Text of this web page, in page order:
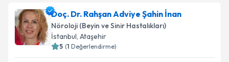
takvim hazırlandığında e-posta ile bilgilendireceğiz.
E-posta Adresiniz
Doç. Dr. Rahşan Adviye Şahin İnan
Nöroloji (Beyin ve Sinir Hastalıkları)
İstanbul, Ataşehir
5 (1 Değerlendirme)